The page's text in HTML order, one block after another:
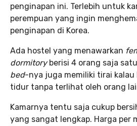
penginapan ini. Terlebih untuk
perempuan yang ingin
penginapan di Korea.
Ada hostel yang menawarkan
dormitoryberisi 4 orang saja
bed-nya juga memiliki tirai kalau
tidur tanpa terlihat oleh orang
Kamarnya tentu saja cukup
yang sangat lengkap. Harga per